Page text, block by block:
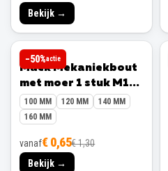
Bekijk →
−50%actie
MACK
Mack Mekaniekbout
met moer 1 stuk M12
x 140 mm
100 MM 120 MM
140 MM
160 MM
vanaf€ 0,65€ 1,30
Bekijk →